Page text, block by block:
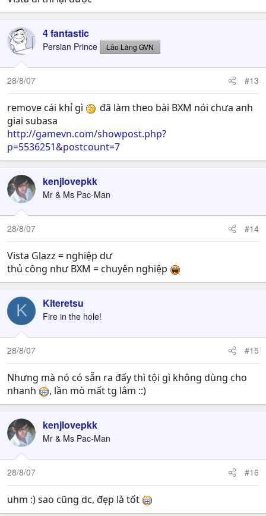
4 fantastic
Persian Prince Lão Làng GVN
28/8/07 #13
remove cái khỉ gì
đã làm theo bài BXM nói chưa anh
giai subasa
http://gamevn.com/showpost.php?
p=5536251&postcount=7
kenjlovepkk
Mr & Ms Pac-Man
28/8/07 #14
Vista Glazz = nghiệp dư
thủ công như BXM = chuyên nghiệp
K Kiteretsu
Fire in the hole!
28/8/07 #15
Nhưng mà nó có sẵn ra đấy thì tội gì không dùng cho
nhanh
, lần mò mất tg lắm ::)
kenjlovepkk
Mr & Ms Pac-Man
28/8/07 #16
uhm :) sao cũng dc, đẹp là tốt